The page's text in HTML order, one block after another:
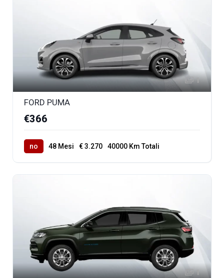
1
FORD PUMA
€366
no 48 Mesi € 3.270 40000 Km Totali
1